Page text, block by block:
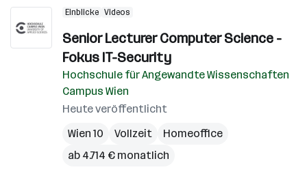
Einblicke Videos
Senior Lecturer Computer Science -
Fokus IT-Security
Hochschule für Angewandte Wissenschaften
Campus Wien
Heute veröffentlicht
Wien 10
Vollzeit
Homeoffice
ab 4.714 € monatlich